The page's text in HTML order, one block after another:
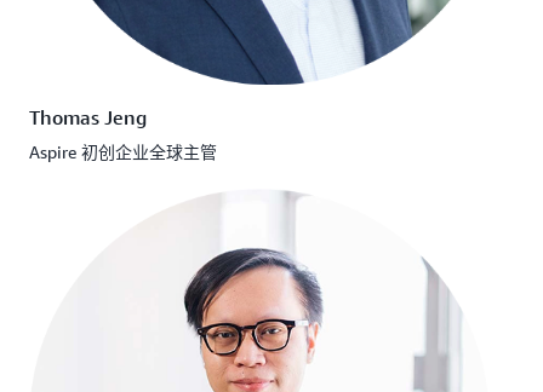
Thomas Jeng
Aspire 初创企业全球主管